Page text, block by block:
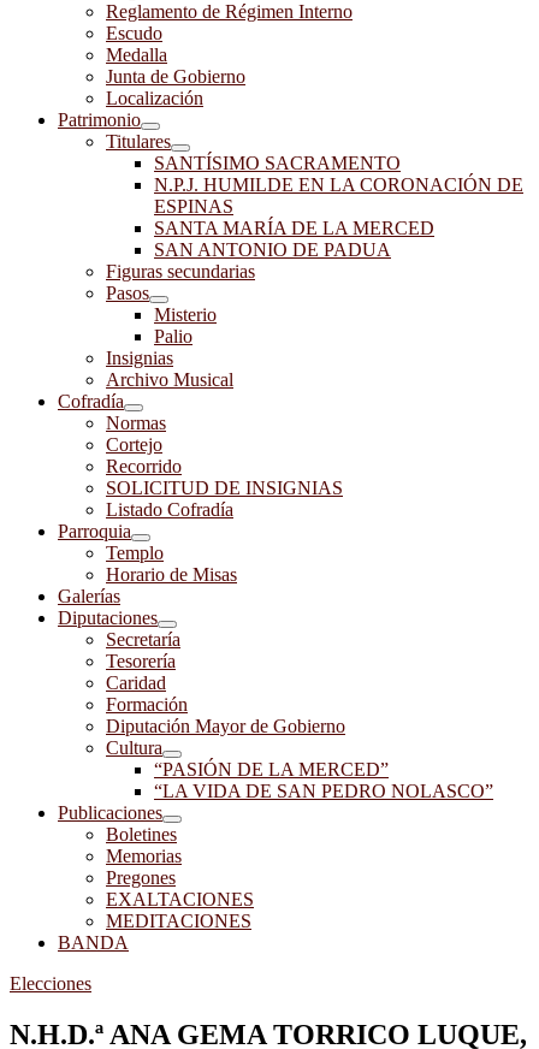
Reglamento de Régimen Interno
Escudo
Medalla
Junta de Gobierno
Localización
Patrimonio
Titulares
SANTÍSIMO SACRAMENTO
N.P.J. HUMILDE EN LA CORONACIÓN DE
ESPINAS
SANTA MARÍA DE LA MERCED
SAN ANTONIO DE PADUA
Figuras secundarias
Pasos
Misterio
Palio
Insignias
Archivo Musical
Cofradía
Normas
Cortejo
Recorrido
SOLICITUD DE INSIGNIAS
Listado Cofradía
Parroquia
Templo
Horario de Misas
Galerías
Diputaciones
Secretaría
Tesorería
Caridad
Formación
Diputación Mayor de Gobierno
Cultura
“PASIÓN DE LA MERCED”
“LA VIDA DE SAN PEDRO NOLASCO”
Publicaciones
Boletines
Memorias
Pregones
EXALTACIONES
MEDITACIONES
BANDA
Elecciones
N.H.D.ª ANA GEMA TORRICO LUQUE,